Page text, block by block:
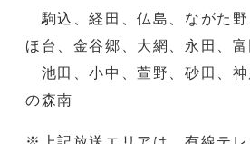
駒込、経田、仏島、ながた
ほ台、金谷郷、大網、永田、富
池田、小中、萱野、砂田、神
の森南